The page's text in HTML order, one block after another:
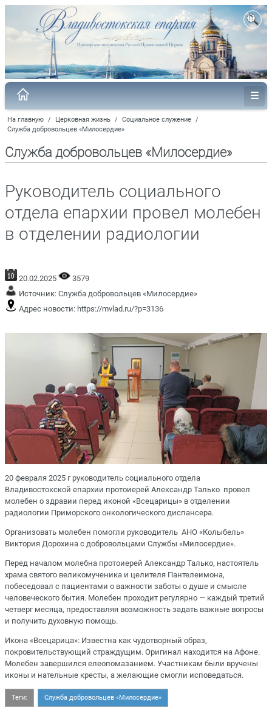
На главную / Церковная жизнь / Социальное служение /
Служба добровольцев «Милосердие»
Служба добровольцев «Милосердие»
Руководитель социального
отдела епархии провел молебен
в отделении радиологии
20.02.2025
3579
Источник: Служба добровольцев «Милосердие»
Адрес новости: https://mvlad.ru/?p=3136
20 февраля 2025 г руководитель социального отдела
Владивостокской епархии протоиерей Александр Талько провел
молебен о здравии перед иконой «Всецарицы» в отделении
радиологии Приморского онкологического диспансера.
Организовать молебен помогли руководитель АНО «Колыбель»
Виктория Дорохина с добровольцами Службы «Милосердие».
Перед началом молебна протоиерей Александр Талько, настоятель
храма святого великомученика и целителя Пантелеимона,
побеседовал с пациентами о важности заботы о душе и смысле
человеческого бытия. Молебен проходит регулярно — каждый третий
четверг месяца, предоставляя возможность задать важные вопросы
и получить духовную помощь.
Икона «Всецарица»: Известна как чудотворный образ,
покровительствующий страждущим. Оригинал находится на Афоне.
Молебен завершился елеопомазанием. Участникам были вручены
иконы и нательные кресты, а желающие смогли исповедаться.
Теги: Служба добровольцев «Милосердие»